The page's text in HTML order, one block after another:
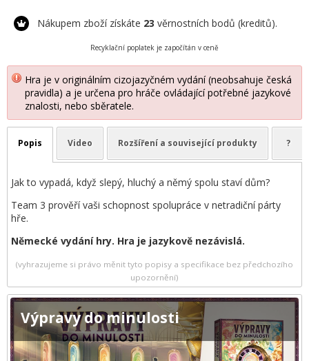
Nákupem zboží získáte 23 věrnostních bodů (kreditů).
Recyklační poplatek je započítán v ceně
Hra je v originálním cizojazyčném vydání (neobsahuje česká
pravidla) a je určena pro hráče ovládající potřebné jazykové
znalosti, nebo sběratele.
Popis Video Rozšíření a související produkty ?
Jak to vypadá, když slepý, hluchý a němý spolu staví dům?
Team 3 prověří vaši schopnost spolupráce v netradiční párty
hře.
Německé vydání hry. Hra je jazykově nezávislá.
(vyhrazujeme si právo měnit tyto popisy a specifikace bez předchozího
upozornění)
Výpravy do minulosti